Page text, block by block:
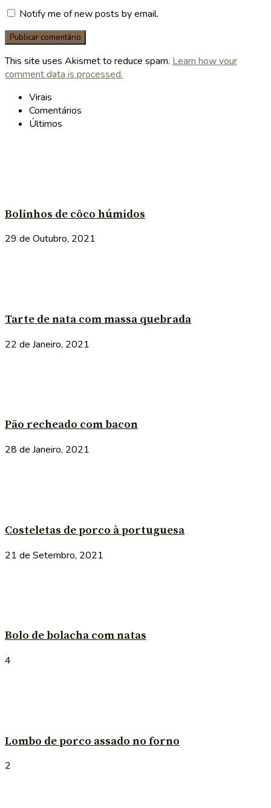
Notify me of new posts by email.
This site uses Akismet to reduce spam. Learn how your
comment data is processed.
Virais
Comentários
Últimos
Bolinhos de côco húmidos
29 de Outubro, 2021
Tarte de nata com massa quebrada
22 de Janeiro, 2021
Pão recheado com bacon
28 de Janeiro, 2021
Costeletas de porco à portuguesa
21 de Setembro, 2021
Bolo de bolacha com natas
4
Lombo de porco assado no forno
2